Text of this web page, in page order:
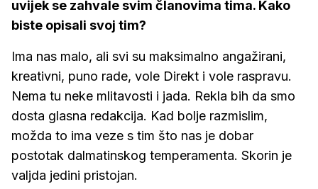
uvijek se zahvale svim članovima tima. Kako
biste opisali svoj tim?
Ima nas malo, ali svi su maksimalno angažirani,
kreativni, puno rade, vole Direkt i vole raspravu.
Nema tu neke mlitavosti i jada. Rekla bih da smo
dosta glasna redakcija. Kad bolje razmislim,
možda to ima veze s tim što nas je dobar
postotak dalmatinskog temperamenta. Skorin je
valjda jedini pristojan.